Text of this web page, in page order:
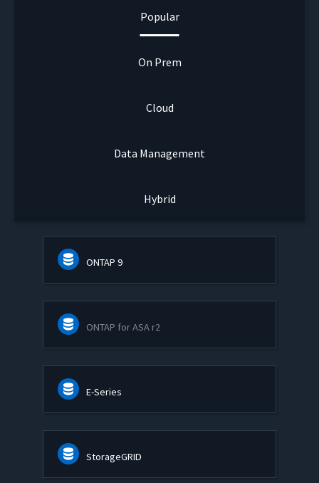
Popular
On Prem
Cloud
Data Management
Hybrid
ONTAP 9
ONTAP for ASA r2
E-Series
StorageGRID